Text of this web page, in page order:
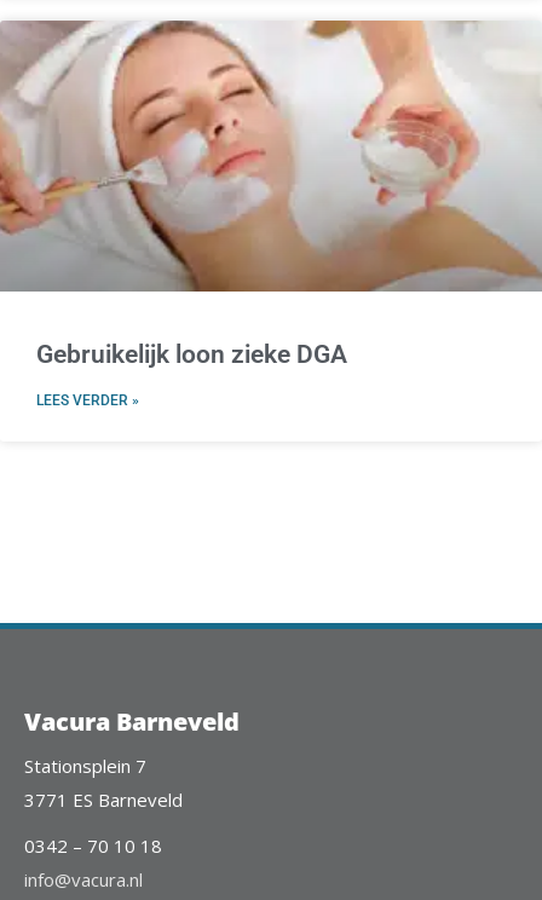
Gebruikelijk loon zieke DGA
LEES VERDER »
Vacura Barneveld
Stationsplein 7
3771 ES Barneveld
0342 – 70 10 18
info@vacura.nl